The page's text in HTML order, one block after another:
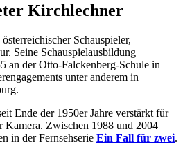
Kirchlechner
Schauspieler,
Seine Schauspielausbildung
an der Otto-Falckenberg-Schule in
unter anderem in
Ende der 1950er Jahre verstärkt für
Kamera. Zwischen 1988 und 2004
in der Fernsehserie Ein Fall für zwei.